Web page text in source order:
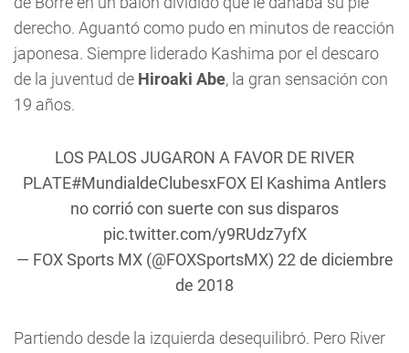
derecho. Aguantó como pudo en minutos de reacción
japonesa. Siempre liderado Kashima por el descaro
de la juventud de Hiroaki Abe, la gran sensación con
19 años.
LOS PALOS JUGARON A FAVOR DE RIVER
PLATE#MundialdeClubesxFOX El Kashima Antlers
no corrió con suerte con sus disparos
pic.twitter.com/y9RUdz7yfX
— FOX Sports MX (@FOXSportsMX) 22 de diciembre
de 2018
Partiendo desde la izquierda desequilibró. Pero River